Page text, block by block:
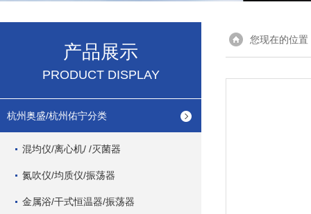
产品展示
PRODUCT DISPLAY
杭州奥盛/杭州佑宁分类
混均仪/离心机/ /灭菌器
氮吹仪/均质仪/振荡器
金属浴/干式恒温器/振荡器
您现在的位置